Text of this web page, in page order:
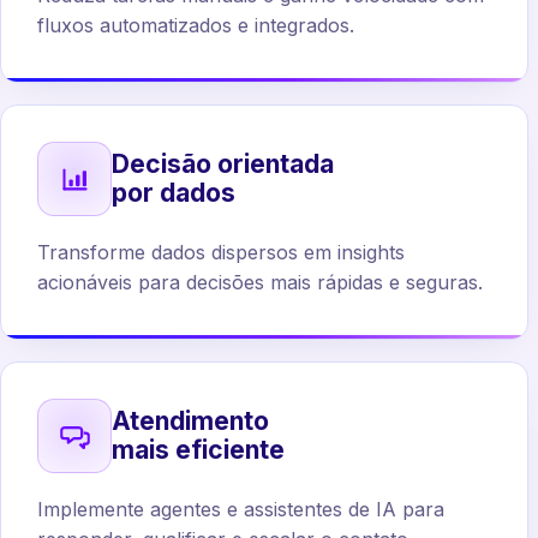
fluxos automatizados e integrados.
Decisão orientada
por dados
Transforme dados dispersos em insights
acionáveis para decisões mais rápidas e seguras.
Atendimento
mais eficiente
Implemente agentes e assistentes de IA para